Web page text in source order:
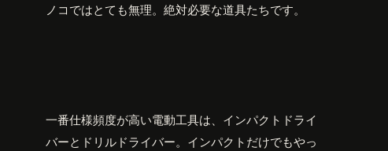
ノコではとても無理。絶対必要な道具たちです。
一番仕様頻度が高い電動工具は、インパクトドライ
バーとドリルドライバー。インパクトだけでもやっ